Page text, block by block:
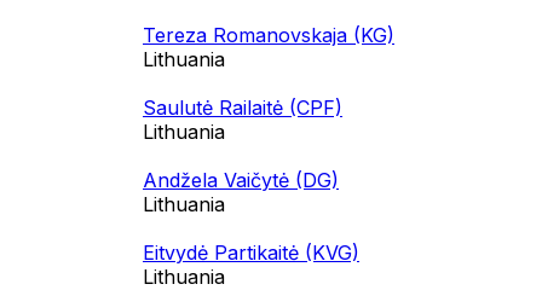
Tereza Romanovskaja (KG)
Lithuania
Saulutė Railaitė (CPF)
Lithuania
Andžela Vaičytė (DG)
Lithuania
Eitvydė Partikaitė (KVG)
Lithuania